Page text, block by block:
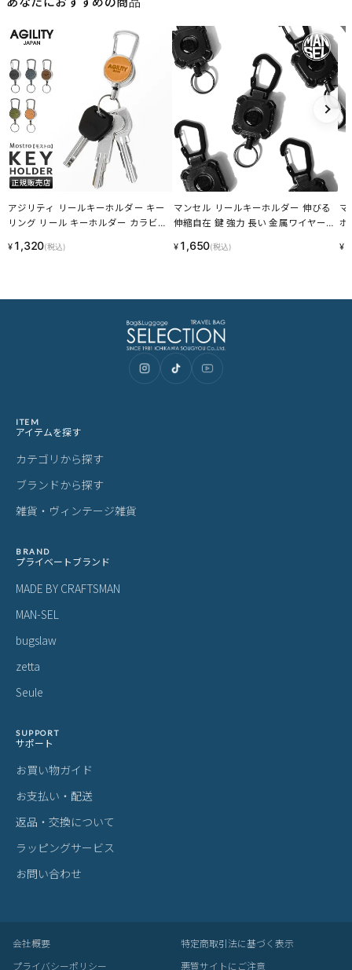
アジリティ リールキーホルダー キー
リング リール キーホルダー カラビナ
¥ 1,320(税込)
マンセル リールキーホルダー 伸びる
伸縮自在 鍵 強力 長い 金属ワイヤー
ホルダー カラビナ mansel 0016
¥ 1,650(税込)
マ
ホ
¥
ITEM
アイテムを探す
カテゴリから探す
ブランドから探す
雑貨・ヴィンテージ雑貨
BRAND
プライベートブランド
MADE BY CRAFTSMAN
MAN-SEL
bugslaw
zetta
Seule
SUPPORT
サポート
お買い物ガイド
お支払い・配送
返品・交換について
ラッピングサービス
お問い合わせ
会社概要
特定商取引法に基づく表示
プライバシーポリシー
悪質サイトにご注意